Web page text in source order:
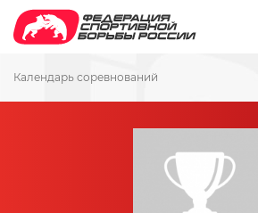
Календарь соревнований